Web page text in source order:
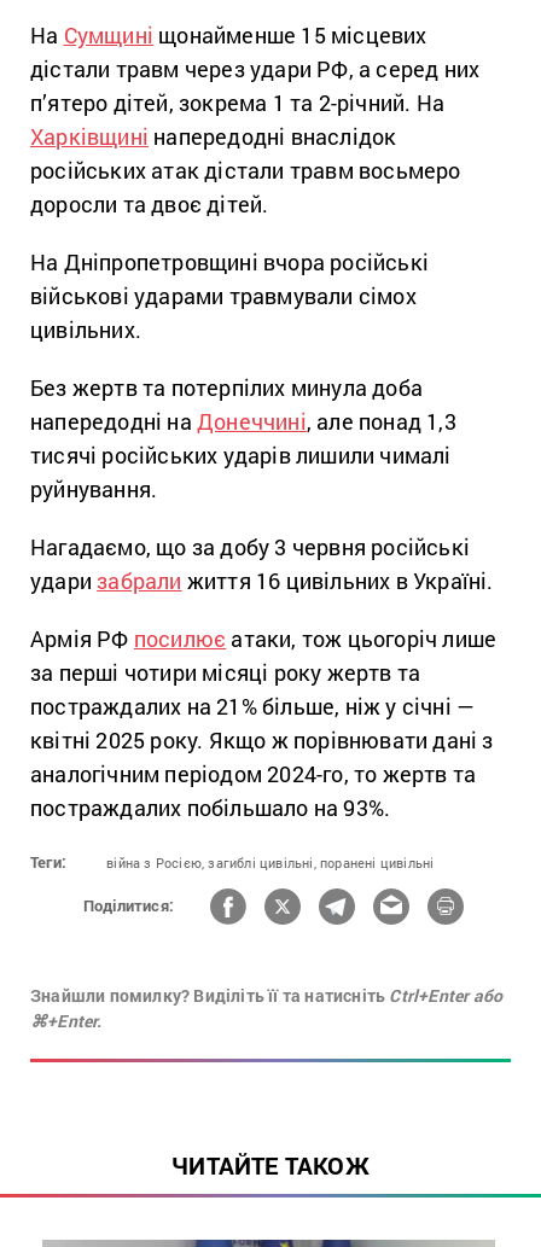
На Сумщині щонайменше 15 місцевих
дістали травм через удари РФ, а серед них
п’ятеро дітей, зокрема 1 та 2-річний. На
Харківщині напередодні внаслідок
російських атак дістали травм восьмеро
доросли та двоє дітей.
На Дніпропетровщині вчора російські
військові ударами травмували сімох
цивільних.
Без жертв та потерпілих минула доба
напередодні на Донеччині, але понад 1,3
тисячі російських ударів лишили чималі
руйнування.
Нагадаємо, що за добу 3 червня російські
ударизабрали життя 16 цивільних в Україні.
Армія РФ посилює атаки, тож цьогоріч лише
за перші чотири місяці року жертв та
постраждалих на 21% більше, ніж у січні —
квітні 2025 року. Якщо ж порівнювати дані з
аналогічним періодом 2024-го, то жертв та
постраждалих побільшало на 93%.
Теги: війна з Росією, загиблі цивільні, поранені цивільні
Поділитися:
Знайшли помилку? Виділіть її та натисніть Ctrl+Enter або
⌘+Enter.
ЧИТАЙТЕ ТАКОЖ